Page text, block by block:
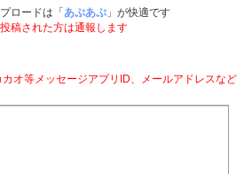
ロードは「 あぷあぷ 」が快適です
稿された方は通報します
オ等メッセージアプリID、メールアドレスなど